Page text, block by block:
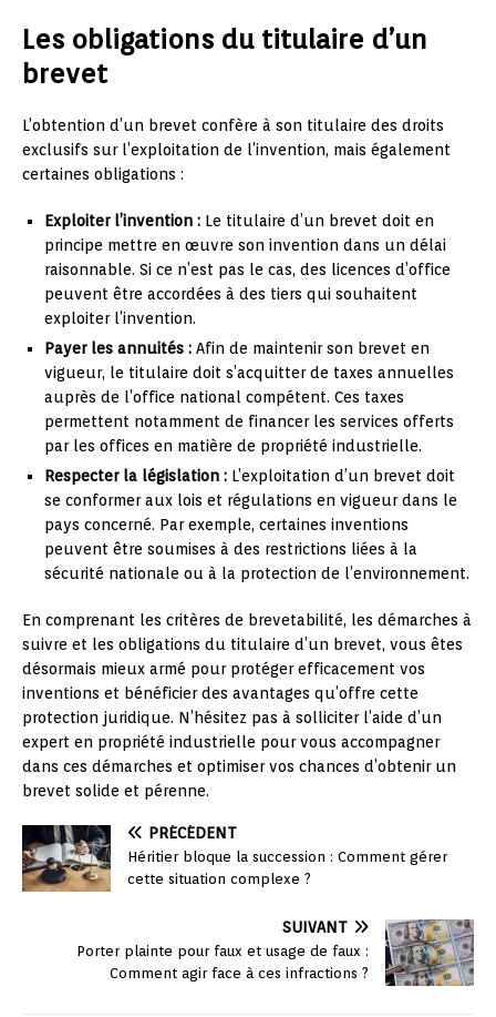
Les obligations du titulaire d’un
brevet
L’obtention d’un brevet confère à son titulaire des droits
exclusifs sur l’exploitation de l’invention, mais également
certaines obligations :
Exploiter l’invention : Le titulaire d’un brevet doit en
principe mettre en œuvre son invention dans un délai
raisonnable. Si ce n’est pas le cas, des licences d’office
peuvent être accordées à des tiers qui souhaitent
exploiter l’invention.
Payer les annuités : Afin de maintenir son brevet en
vigueur, le titulaire doit s’acquitter de taxes annuelles
auprès de l’office national compétent. Ces taxes
permettent notamment de financer les services offerts
par les offices en matière de propriété industrielle.
Respecter la législation : L’exploitation d’un brevet doit
se conformer aux lois et régulations en vigueur dans le
pays concerné. Par exemple, certaines inventions
peuvent être soumises à des restrictions liées à la
sécurité nationale ou à la protection de l’environnement.
En comprenant les critères de brevetabilité, les démarches à
suivre et les obligations du titulaire d’un brevet, vous êtes
désormais mieux armé pour protéger efficacement vos
inventions et bénéficier des avantages qu’offre cette
protection juridique. N’hésitez pas à solliciter l’aide d’un
expert en propriété industrielle pour vous accompagner
dans ces démarches et optimiser vos chances d’obtenir un
brevet solide et pérenne.
PRÉCÉDENT
Héritier bloque la succession : Comment gérer
cette situation complexe ?
SUIVANT
Porter plainte pour faux et usage de faux :
Comment agir face à ces infractions ?